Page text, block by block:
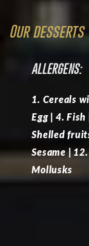
Our desserts
ALLERGENS:
1. Cereals
Egg | 4.
Shelled
Sesame |
Mollusks